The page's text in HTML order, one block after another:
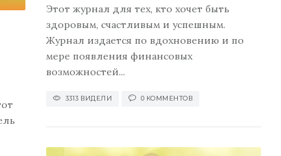
Этот журнал для тех, кто хочет быть
здоровым, счастливым и успешным.
Журнал издается по вдохновению и по
мере появления финансовых
возможностей...
3313 ВИДЕЛИ 0 КОММЕНТОВ